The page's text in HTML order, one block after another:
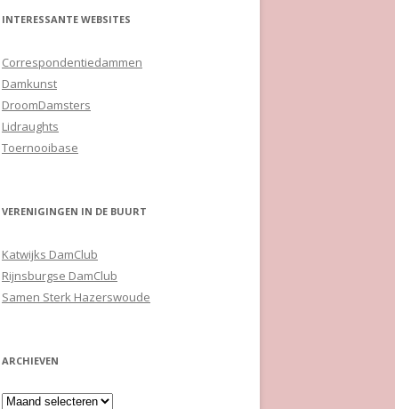
INTERESSANTE WEBSITES
Correspondentiedammen
Damkunst
DroomDamsters
Lidraughts
Toernooibase
VERENIGINGEN IN DE BUURT
Katwijks DamClub
Rijnsburgse DamClub
Samen Sterk Hazerswoude
ARCHIEVEN
Archieven